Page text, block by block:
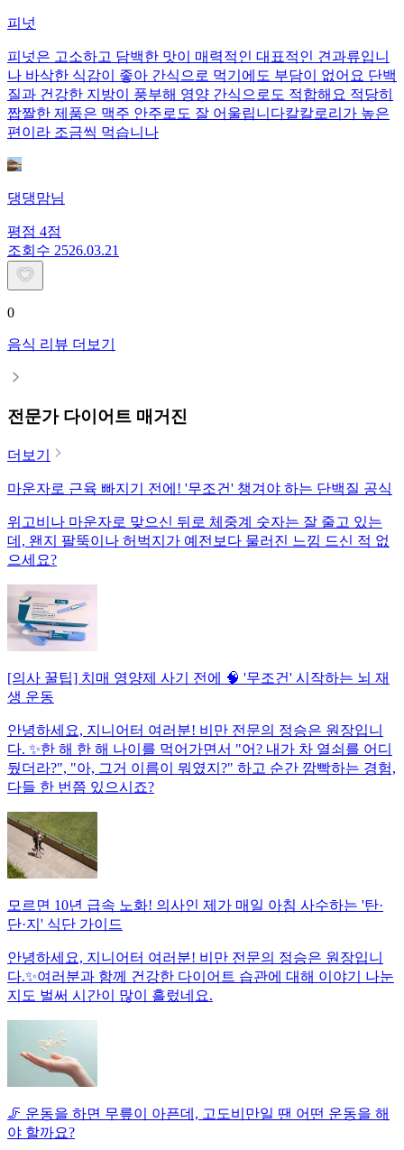
피넛
피넛은 고소하고 담백한 맛이 매력적인 대표적인 견과류입니
나 바삭한 식감이 좋아 간식으로 먹기에도 부담이 없어요 단백
질과 건강한 지방이 풍부해 영양 간식으로도 적합해요 적당히
짭짤한 제품은 맥주 안주로도 잘 어울립니다칼칼로리가 높은
편이라 조금씩 먹습니나
댕댕맘님
평점 4점
조회수 2526.03.21
0
음식 리뷰 더보기
전문가 다이어트 매거진
더보기
마운자로 근육 빠지기 전에! '무조건' 챙겨야 하는 단백질 공식
위고비나 마운자로 맞으신 뒤로 체중계 숫자는 잘 줄고 있는
데, 왠지 팔뚝이나 허벅지가 예전보다 물러진 느낌 드신 적 없
으세요?
[의사 꿀팁] 치매 영양제 사기 전에 🧠 '무조건' 시작하는 뇌 재
생 운동
안녕하세요, 지니어터 여러분! 비만 전문의 정승은 원장입니
다. ✨한 해 한 해 나이를 먹어가면서 "어? 내가 차 열쇠를 어디
뒀더라?", "아, 그거 이름이 뭐였지?" 하고 순간 깜빡하는 경험,
다들 한 번쯤 있으시죠?
모르면 10년 급속 노화! 의사인 제가 매일 아침 사수하는 '탄·
단·지' 식단 가이드
안녕하세요, 지니어터 여러분! 비만 전문의 정승은 원장입니
다.✨여러분과 함께 건강한 다이어트 습관에 대해 이야기 나눈
지도 벌써 시간이 많이 흘렀네요.
🦵 운동을 하면 무릎이 아픈데, 고도비만일 땐 어떤 운동을 해
야 할까요?